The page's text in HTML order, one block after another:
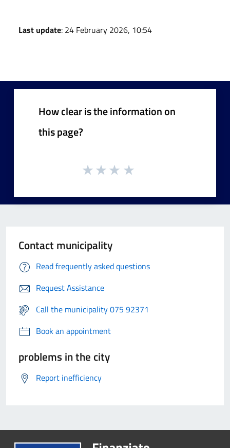
Last update: 24 February 2026, 10:54
How clear is the information on
this page?
Contact municipality
Read frequently asked questions
Request Assistance
Call the municipality 075 92371
Book an appointment
problems in the city
Report inefficiency